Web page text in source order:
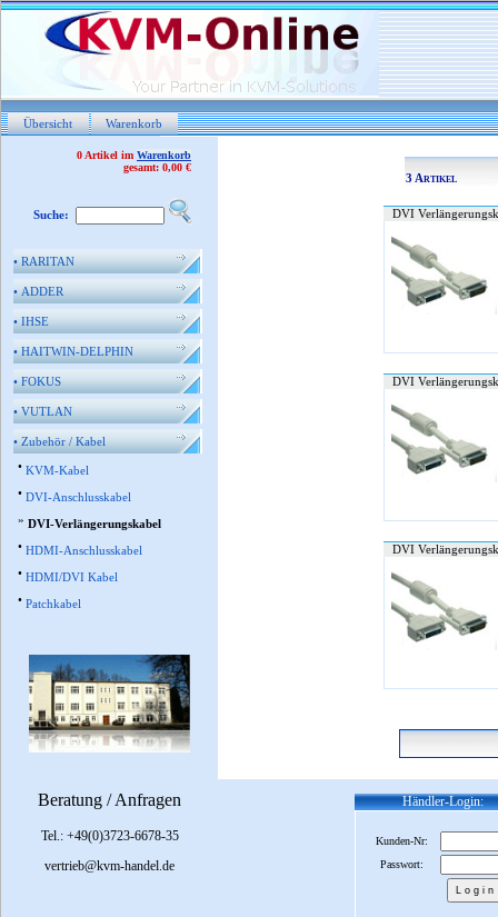
Übersicht Warenkorb
0 Artikel im Warenkorb
gesamt: 0,00 €
Suche:
•RARITAN
•ADDER
•IHSE
•HAITWIN-DELPHIN
•FOKUS
•VUTLAN
•Zubehör / Kabel
• KVM-Kabel
• DVI-Anschlusskabel
» DVI-Verlängerungskabel
• HDMI-Anschlusskabel
• HDMI/DVI Kabel
• Patchkabel
Beratung / Anfragen
Tel.: +49(0)3723-6678-35
vertrieb@kvm-handel.de
3 Artikel
DVI
DVI
DVI
Händler-Login:
Kunden-Nr:
Passwort: